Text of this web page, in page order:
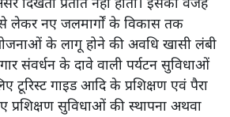
दिखता प्रतीत नहीं होता। इसकी वजह
लेकर नए जलमार्गों के विकास तक
के लागू होने की अवधि खासी लंबी
संवर्धन के दावे वाली पर्यटन सुविधाओं
टूरिस्ट गाइड आदि के प्रशिक्षण एवं पैरा
सुविधाओं की स्थापना अथवा